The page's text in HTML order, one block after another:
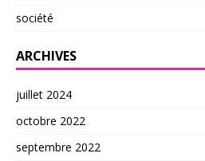
société
ARCHIVES
juillet 2024
octobre 2022
septembre 2022